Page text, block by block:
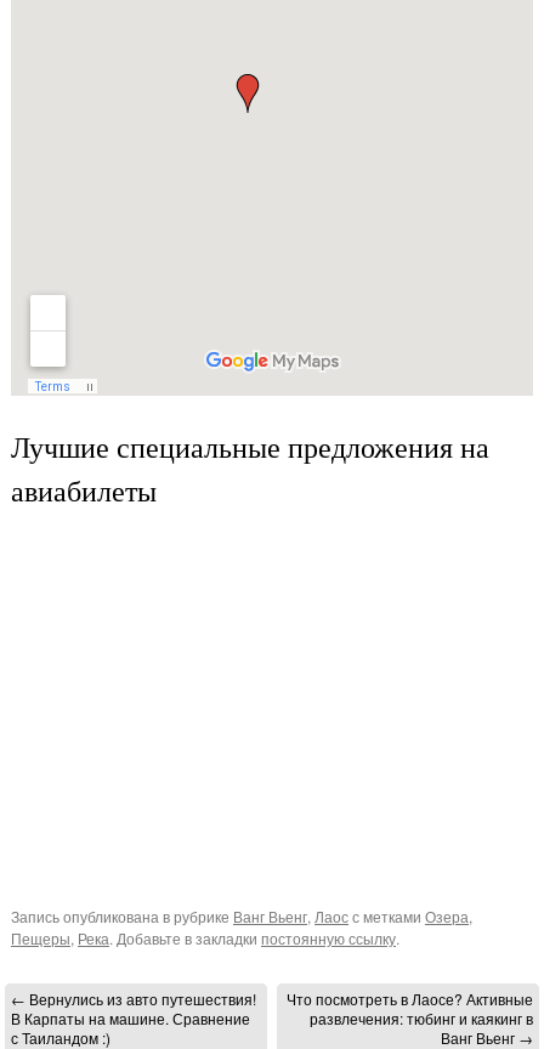
Лучшие специальные предложения на
авиабилеты
Запись опубликована в рубрике Ванг Вьенг, Лаосс метками Озера,
Пещеры, Река. Добавьте в закладки постоянную ссылку.
← Вернулись из авто путешествия!
В Карпаты на машине. Сравнение
с Таиландом :)
Что посмотреть в Лаосе? Активные
развлечения: тюбинг и каякинг в
Ванг Вьенг →